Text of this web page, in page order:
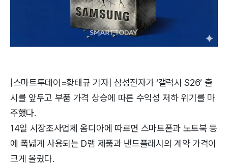
|스마트투데이=황태규 기자| 삼성전자가 ‘갤럭시 S26’ 출
시를 앞두고 부품 가격 상승에 따른 수익성 저하 위기를 마
주했다.
14일 시장조사업체 옴디아에 따르면 스마트폰과 노트북 등
에 폭넓게 사용되는 D램 제품과 낸드플래시의 계약 가격이
크게 올랐다.